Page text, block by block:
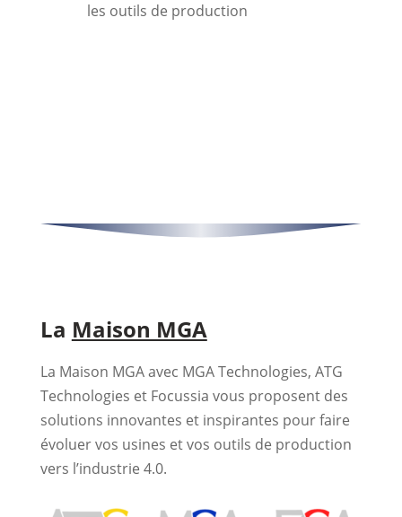
les outils de production
La Maison MGA
La Maison MGA avec MGA Technologies, ATG
Technologies et Focussia vous proposent des
solutions innovantes et inspirantes pour faire
évoluer vos usines et vos outils de production
vers l’industrie 4.0.